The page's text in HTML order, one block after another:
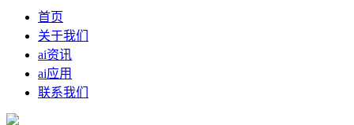
首页
关于我们
ai资讯
ai应用
联系我们